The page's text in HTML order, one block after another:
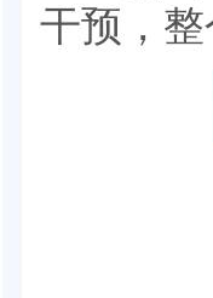
干预，